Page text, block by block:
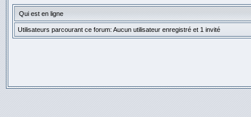
Qui est en ligne
Utilisateurs parcourant ce forum: Aucun utilisateur enregistré et 1 invité